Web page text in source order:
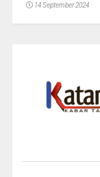
14 September 2024